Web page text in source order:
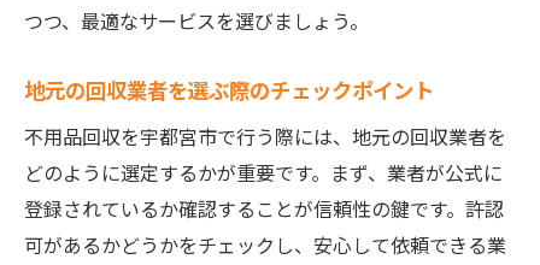
つつ、最適なサービスを選びましょう。
地元の回収業者を選ぶ際のチェックポイント
不用品回収を宇都宮市で行う際には、地元の回収業者を
どのように選定するかが重要です。まず、業者が公式に
登録されているか確認することが信頼性の鍵です。許認
可があるかどうかをチェックし、安心して依頼できる業